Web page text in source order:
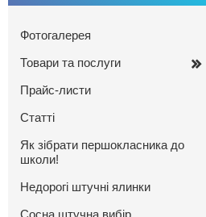
Фотогалерея
Товари та послуги
Прайс-листи
Статті
Як зібрати першокласника до
школи!
Недорогі штучні ялинки
Сосна штучна вибір